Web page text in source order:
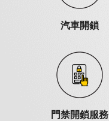
汽車開鎖
門禁開鎖服務